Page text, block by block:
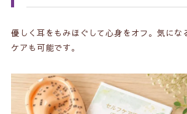
優しく耳をもみほぐして心身をオフ。気にな
ケアも可能です。